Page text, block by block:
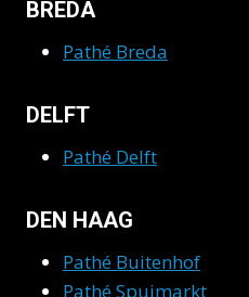
BREDA
Pathé Breda
DELFT
Pathé Delft
DEN HAAG
Pathé Buitenhof
Pathé Spuimarkt